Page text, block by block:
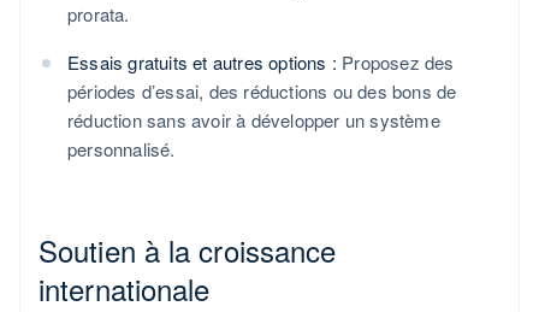
prorata.
Essais gratuits et autres options : Proposez des
périodes d’essai, des réductions ou des bons de
réduction sans avoir à développer un système
personnalisé.
Soutien à la croissance
internationale